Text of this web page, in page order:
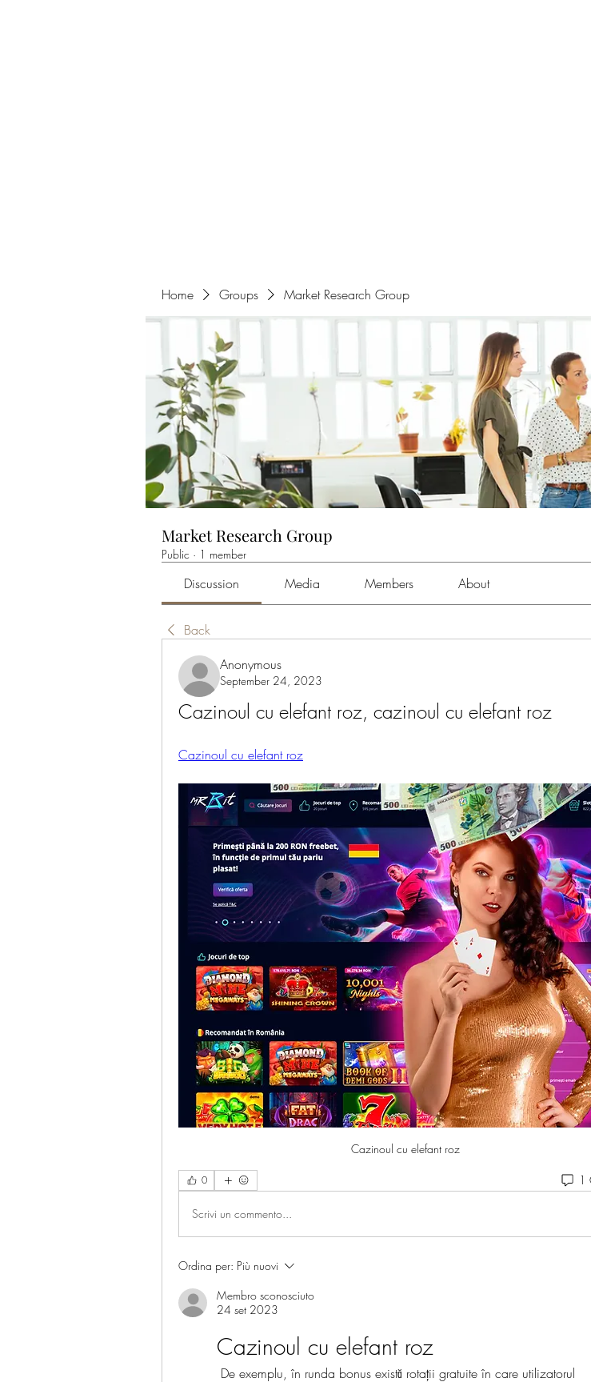
Home Groups Market Research Group
Market Research Group
Public · 1 member
Discussion Media Members About
Back
Anonymous
September 24, 2023
Cazinoul cu elefant roz, cazinoul cu elefant roz
Cazinoul cu elefant roz
Cazinoul cu elefant roz
0 1
Scrivi un commento...
Ordina per: Più nuovi
Membro sconosciuto
24 set 2023
Cazinoul cu elefant roz